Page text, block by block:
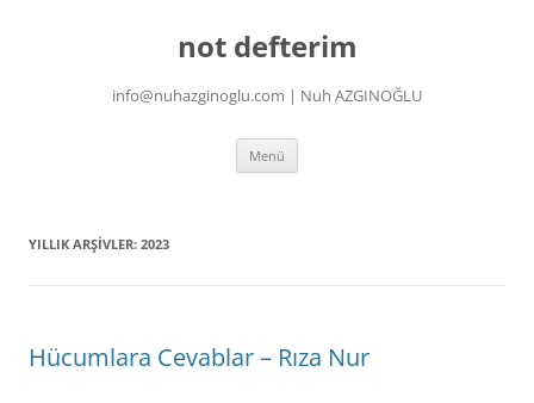
not defterim
info@nuhazginoglu.com | Nuh AZGINOĞLU
Menü
YILLIK ARŞIVLER: 2023
Hücumlara Cevablar – Rıza Nur